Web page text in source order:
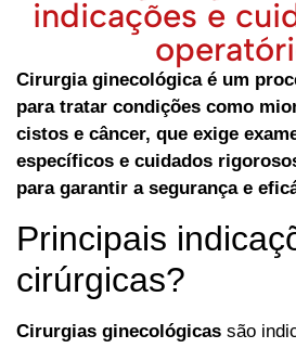
indicações e
Cirurgia ginecológica é um
para tratar condições como
cistos e câncer, que exige
específicos e cuidados
para garantir a segurança e
Principais
cirúrgicas?
Cirurgias ginecológicas são